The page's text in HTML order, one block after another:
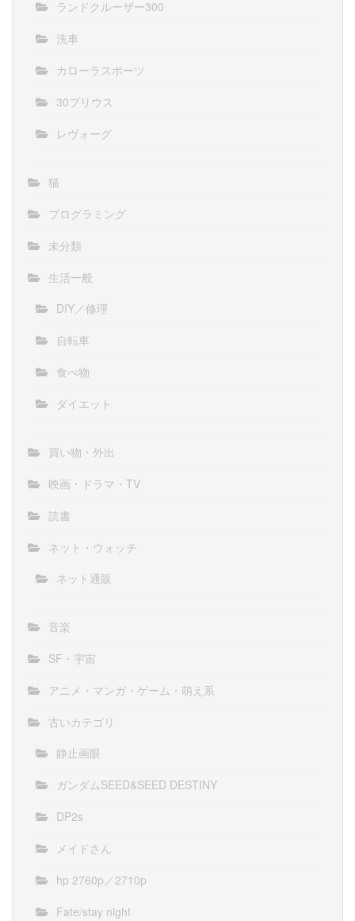
ランドクルーザー300
洗車
カローラスポーツ
30プリウス
レヴォーグ
猫
プログラミング
未分類
生活一般
DIY／修理
自転車
食べ物
ダイエット
買い物・外出
映画・ドラマ・TV
読書
ネット・ウォッチ
ネット通販
音楽
SF・宇宙
アニメ・マンガ・ゲーム・萌え系
古いカテゴリ
静止画眼
ガンダムSEED&SEED DESTINY
DP2s
メイドさん
hp 2760p／2710p
Fate/stay night